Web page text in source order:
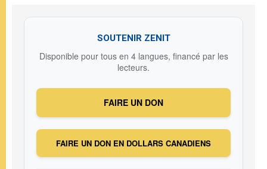
SOUTENIR ZENIT
Disponible pour tous en 4 langues, financé par les
lecteurs.
FAIRE UN DON
FAIRE UN DON EN DOLLARS CANADIENS